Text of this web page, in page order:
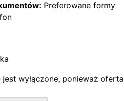
Preferowane formy
wyłączone, ponieważ oferta